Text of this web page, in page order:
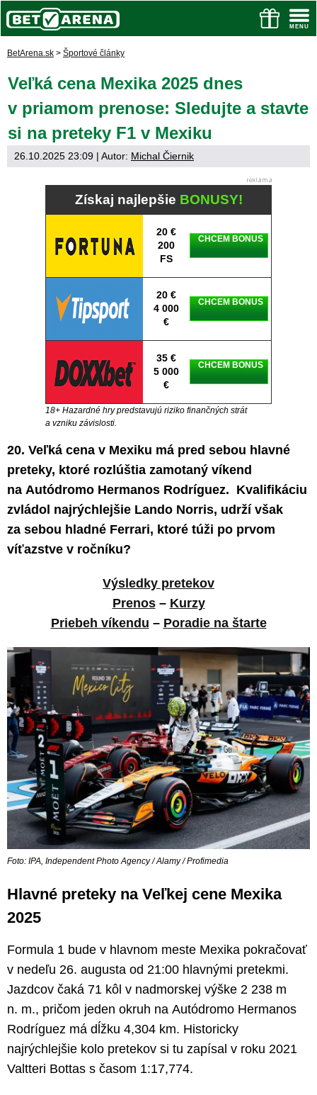
BetArena.sk > Športové články
Veľká cena Mexika 2025 dnes
v priamom prenose: Sledujte a stavte
si na preteky F1 v Mexiku
26.10.2025 23:09 | Autor: Michal Čiernik
Získaj najlepšie BONUSY!
20 €
200
FS
CHCEM BONUS
20 €
4 000
€
CHCEM BONUS
35 €
5 000
€
CHCEM BONUS
18+ Hazardné hry predstavujú riziko finančných strát
a vzniku závislosti.
20. Veľká cena v Mexiku má pred sebou hlavné
preteky, ktoré rozlúštia zamotaný víkend
na Autódromo Hermanos Rodríguez. Kvalifikáciu
zvládol najrýchlejšie Lando Norris, udrží však
za sebou hladné Ferrari, ktoré túži po prvom
víťazstve v ročníku?
Výsledky pretekov
Prenos– Kurzy
Priebeh víkendu – Poradie na štarte
Foto: IPA, Independent Photo Agency / Alamy / Profimedia
Hlavné preteky na Veľkej cene Mexika
2025
Formula 1 bude v hlavnom meste Mexika pokračovať
v nedeľu 26. augusta od 21:00 hlavnými pretekmi.
Jazdcov čaká 71 kôl v nadmorskej výške 2 238 m
n. m., pričom jeden okruh na Autódromo Hermanos
Rodríguez má dĺžku 4,304 km. Historicky
najrýchlejšie kolo pretekov si tu zapísal v roku 2021
Valtteri Bottas s časom 1:17,774.